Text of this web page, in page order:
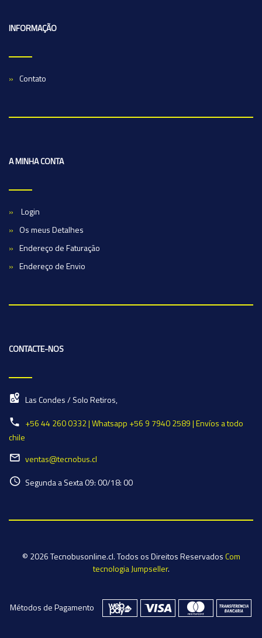
INFORMAÇÃO
Contato
A MINHA CONTA
Login
Os meus Detalhes
Endereço de Faturação
Endereço de Envio
CONTACTE-NOS
Las Condes / Solo Retiros,
+56 44 260 0332 | Whatsapp +56 9 7940 2589 | Envíos a todo
chile
ventas@tecnobus.cl
Segunda a Sexta 09: 00/18: 00
© 2026 Tecnobusonline.cl. Todos os Direitos ReservadosCom
tecnologia Jumpseller.
Métodos de Pagamento